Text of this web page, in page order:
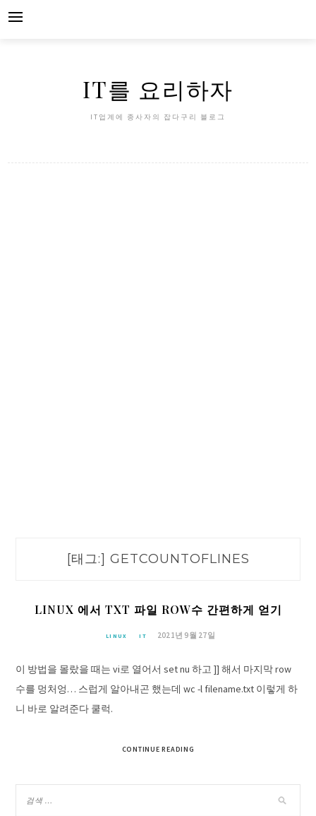
IT를 요리하자
IT업계에 종사자의 잡다구리 블로그
[태그:] GETCOUNTOFLINES
LINUX 에서 TXT 파일 ROW수 간편하게 얻기
LINUX IT 2021년 9월 27일
이 방법을 몰랐을 때는 vi로 열어서 set nu 하고 ]] 해서 마지막 row
수를 멍처엉… 스럽게 알아내곤 했는데 wc -l filename.txt 이렇게 하
니 바로 알려준다 쿨럭.
CONTINUE READING